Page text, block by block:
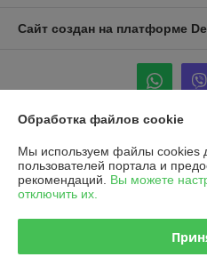
Сайт создан на платформе
Информация для покупателя
Юридическое лицо:УП "Агро-Дон-
220086 г. Минск, ул. Славинского 8А,
Регистрационный номер ЕГР:
Обработка файлов cookie
Мы используем файлы cookies
пользователей портала и
рекомендаций. Вы можете
отключить их.